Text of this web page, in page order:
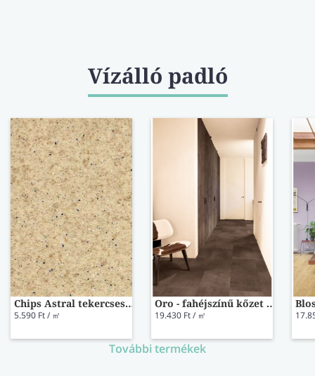
Vízálló padló
Chips Astral tekercses vinyl padló 4564-452 200 cm-es
5.590 Ft / ㎡
Oro - fahéjszínű kőzet vinyl AVSTU40233
19.430 Ft / ㎡
További termékek